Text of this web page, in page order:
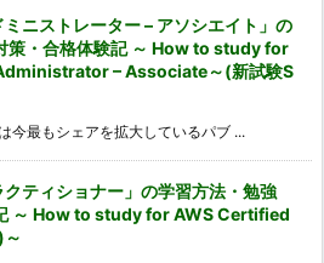
ニストレーター – アソシエイト」の
策・合格体験記 ～ How to study for
– Associate～(新試験S
今最もシェアを拡大しているパブ ...
クティショナー」の学習方法・勉強
～ How to study for AWS Certified